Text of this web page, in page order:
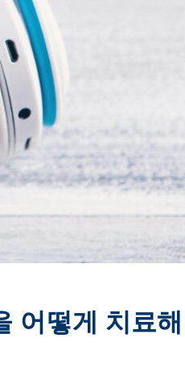
어떻게 치료해